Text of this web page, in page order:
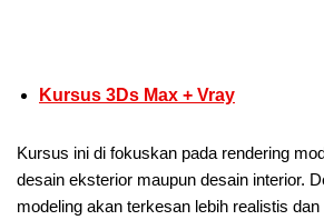
Kursus 3Ds Max + Vray
Kursus ini di fokuskan pada rendering
desain eksterior maupun desain interior.
modeling akan terkesan lebih realistis